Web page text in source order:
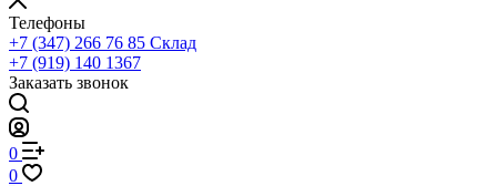
Телефоны
+7 (347) 266 76 85 Склад
+7 (919) 140 1367
Заказать звонок
0
0